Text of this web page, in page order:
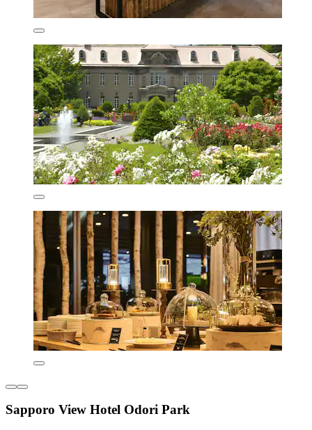
Sapporo View Hotel Odori Park